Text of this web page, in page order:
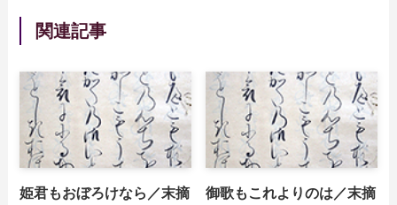
関連記事
姫君もおぼろけなら／末摘
御歌もこれよりのは／末摘